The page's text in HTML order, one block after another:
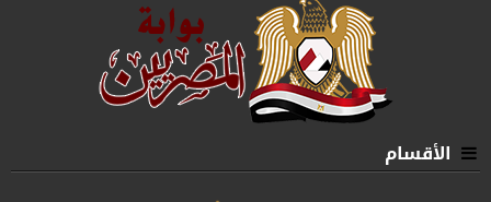
الأقسام